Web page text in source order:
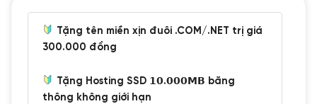
Tặng tên miền xịn đuôi .COM/.NET trị giá
300.000 đồng
Tặng Hosting SSD 𝟭𝟬.𝟬𝟬𝟬𝗠𝗕 băng
thông không giới hạn